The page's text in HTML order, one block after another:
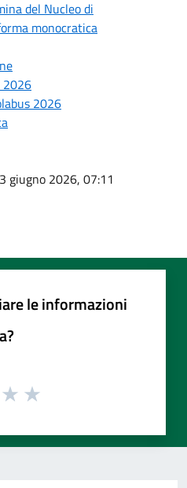
del Nucleo di
monocratica
2026
2026
giugno 2026, 07:11
le informazioni